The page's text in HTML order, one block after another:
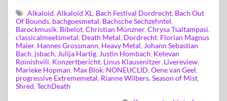
Alkaloid, Alkaloid XL, Bach Festival Dordrecht, Bach Out
Of Bounds, bachgoesmetal, Bachsche Sechzehntel,
Barockmusik, Bibelot, Christian Münzner, Chrysa Tsaltampasi,
classicalmeetsmetal, Death Metal, Dordrecht, Florian Magnus
Maier, Hannes Grossmann, Heavy Metal, Johann Sebastian
Bach, jsbach, Julija Hartig, Justin Hombach, Ketevan
Roinishvili, Konzertbericht, Linus Klausenitzer, Livereview,
Marieke Hopman, Max Blok, NONEUCLID, Oene van Geel,
progressive Extrememetal, Rianne Wilbers, Season of Mist,
Shred, TechDeath